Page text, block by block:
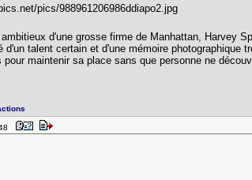
d'une grosse firme de Manhattan, Harvey
d'un talent certain et d'une mémoire
maintenir sa place sans que personne ne